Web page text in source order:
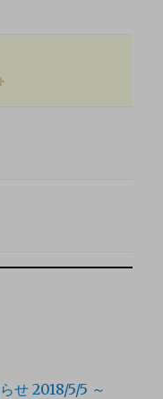
せ 2018/5/5 ～